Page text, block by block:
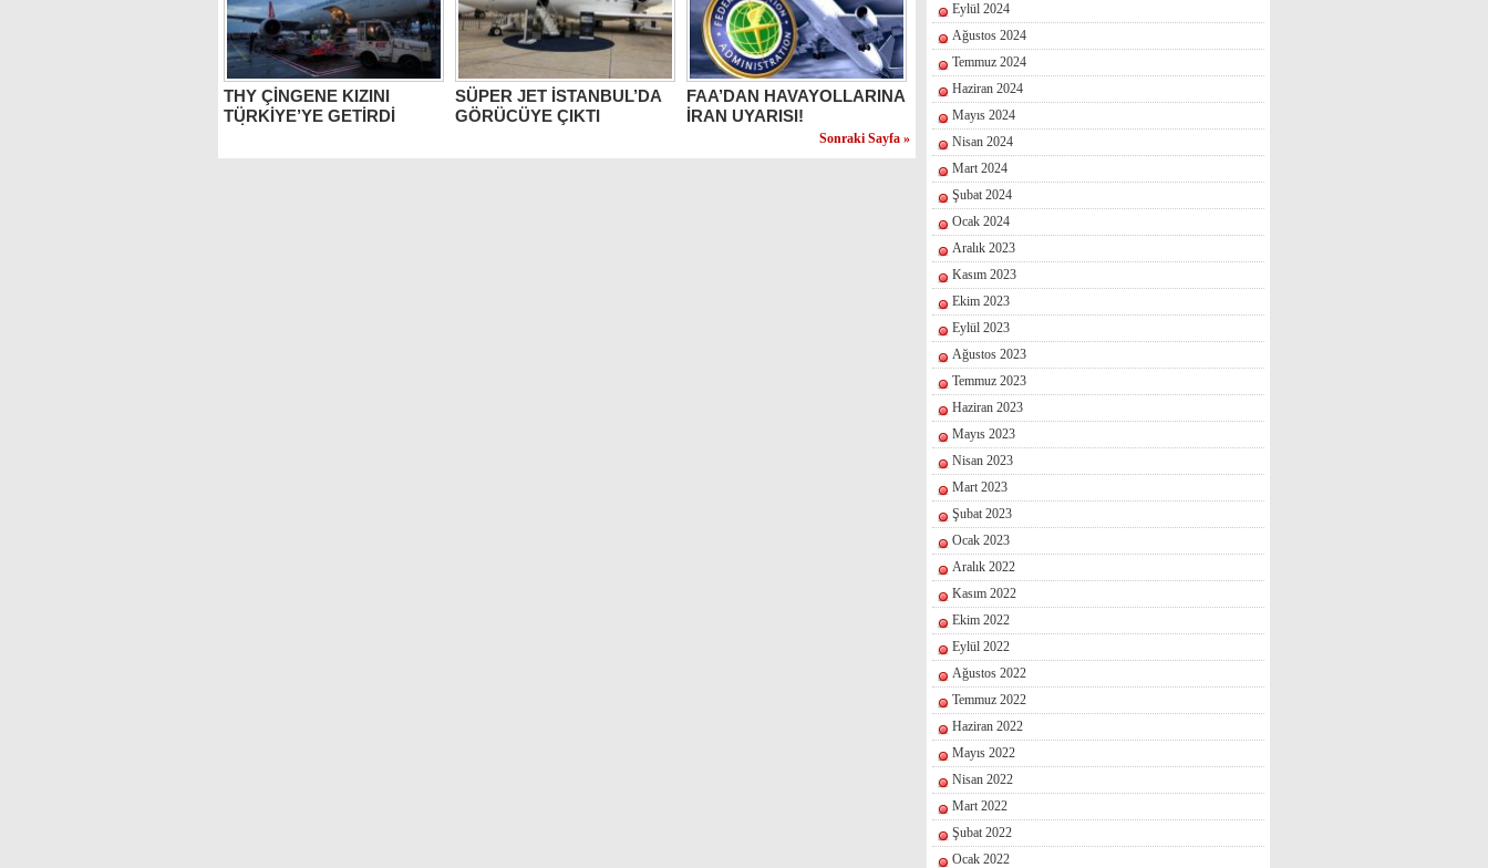
THY ÇİNGENE KIZINI
TÜRKİYE’YE GETİRDİ
SÜPER JET İSTANBUL’DA
GÖRÜCÜYE ÇIKTI
FAA’DAN HAVAYOLLARINA
İRAN UYARISI!
Sonraki Sayfa »
Eylül 2024
Ağustos 2024
Temmuz 2024
Haziran 2024
Mayıs 2024
Nisan 2024
Mart 2024
Şubat 2024
Ocak 2024
Aralık 2023
Kasım 2023
Ekim 2023
Eylül 2023
Ağustos 2023
Temmuz 2023
Haziran 2023
Mayıs 2023
Nisan 2023
Mart 2023
Şubat 2023
Ocak 2023
Aralık 2022
Kasım 2022
Ekim 2022
Eylül 2022
Ağustos 2022
Temmuz 2022
Haziran 2022
Mayıs 2022
Nisan 2022
Mart 2022
Şubat 2022
Ocak 2022